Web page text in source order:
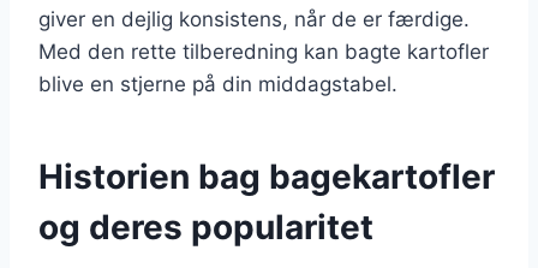
giver en dejlig konsistens, når de er færdige.
Med den rette tilberedning kan bagte kartofler
blive en stjerne på din middagstabel.
Historien bag bagekartofler
og deres popularitet